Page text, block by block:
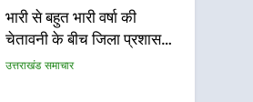
भारी से बहुत भारी वर्षा की
चेतावनी के बीच जिला प्रशासन
अलर्ट, सभी विभागों को हाई अलर्ट
उत्तराखंड समाचार